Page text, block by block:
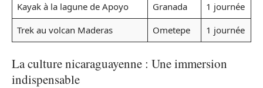
Kayak à la lagune de Apoyo
Granada
1 journée
Trek au volcan Maderas
Ometepe 1 journée
La culture nicaraguayenne : Une immersion
indispensable